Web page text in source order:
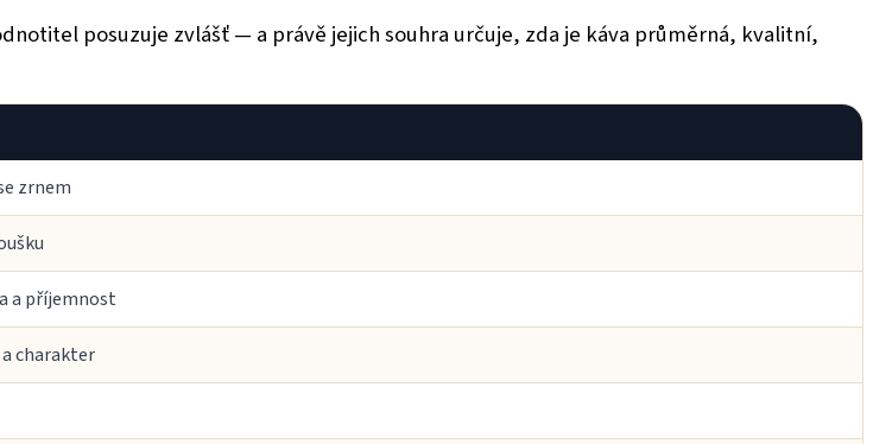
posuzuje zvlášť — a právě jejich souhra určuje, zda je káva průměrná, kvalitní,
zrnem
a příjemnost
charakter